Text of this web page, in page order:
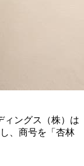
ィングス（株）は
、商号を「杏林